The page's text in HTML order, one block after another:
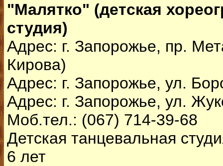
"Малятко" (детская
студия)
Адрес: г. Запорожье, пр.
Кирова)
Адрес: г. Запорожье, ул.
Адрес: г. Запорожье, ул.
Моб.тел.: (067) 714-39-68
Детская танцевальная
6 лет